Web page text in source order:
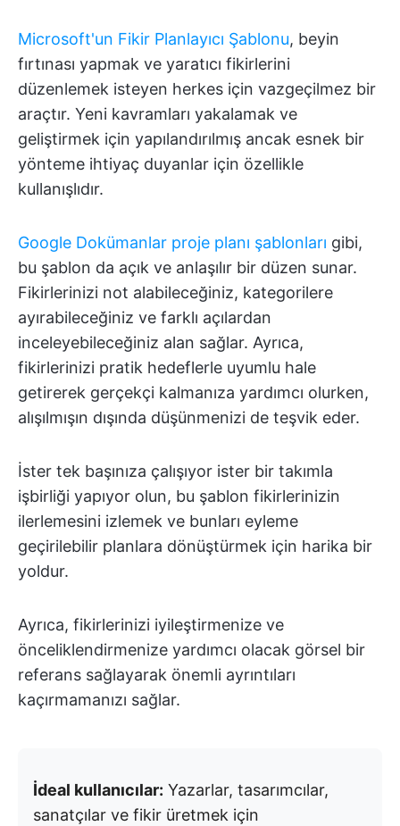
Microsoft'un Fikir Planlayıcı Şablonu, beyin
fırtınası yapmak ve yaratıcı fikirlerini
düzenlemek isteyen herkes için vazgeçilmez bir
araçtır. Yeni kavramları yakalamak ve
geliştirmek için yapılandırılmış ancak esnek bir
yönteme ihtiyaç duyanlar için özellikle
kullanışlıdır.
Google Dokümanlar proje planı şablonları gibi,
bu şablon da açık ve anlaşılır bir düzen sunar.
Fikirlerinizi not alabileceğiniz, kategorilere
ayırabileceğiniz ve farklı açılardan
inceleyebileceğiniz alan sağlar. Ayrıca,
fikirlerinizi pratik hedeflerle uyumlu hale
getirerek gerçekçi kalmanıza yardımcı olurken,
alışılmışın dışında düşünmenizi de teşvik eder.
İster tek başınıza çalışıyor ister bir takımla
işbirliği yapıyor olun, bu şablon fikirlerinizin
ilerlemesini izlemek ve bunları eyleme
geçirilebilir planlara dönüştürmek için harika bir
yoldur.
Ayrıca, fikirlerinizi iyileştirmenize ve
önceliklendirmenize yardımcı olacak görsel bir
referans sağlayarak önemli ayrıntıları
kaçırmamanızı sağlar.
İdeal kullanıcılar: Yazarlar, tasarımcılar,
sanatçılar ve fikir üretmek için